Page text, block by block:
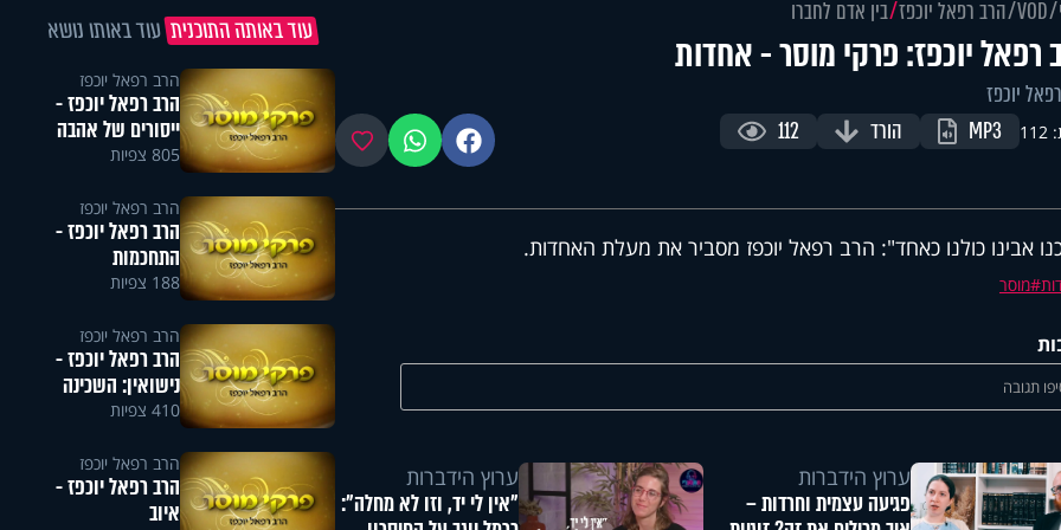
VOD הרב רפאל יוכפז בין אדם לחברו
רפאל יוכפז: פרקי מוסר - אחדות
יוכפז
MP3 הורד 112 פייסבוקווטסאפ מועדפים
אבינו כולנו כאחד": הרב רפאל יוכפז מסביר את מעלת האחדות.
מוסר
תגובה
ערוץ הידברות
פגיעה עצמית וחרדות –
ערוץ הידברות
"אין לי יד, וזו לא מחלה":
עוד באותה התוכנית עוד באותו נושא
הרב רפאל יוכפז
הרב רפאל יוכפז -
ייסורים של אהבה
805 צפיות
הרב רפאל יוכפז
הרב רפאל יוכפז -
התחכמות
188 צפיות
הרב רפאל יוכפז
הרב רפאל יוכפז -
נישואין: השכינה
410 צפיות
הרב רפאל יוכפז
הרב רפאל יוכפז -
איוב